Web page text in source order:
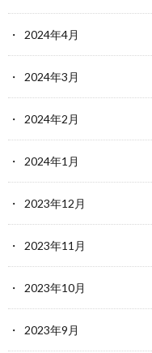
2024年4月
2024年3月
2024年2月
2024年1月
2023年12月
2023年11月
2023年10月
2023年9月